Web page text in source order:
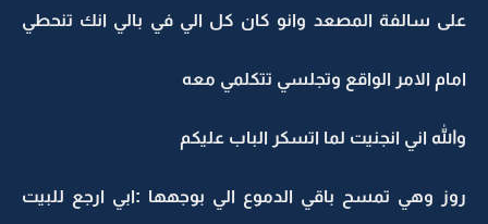
على سالفة المصعد وانو كان كل الي في بالي انك تنحطي
امام الامر الواقع وتجلسي تتكلمي معه
والله اني انجنيت لما اتسكر الباب عليكم
روز وهي تمسح باقي الدموع الي بوجهها :ابي ارجع للبيت